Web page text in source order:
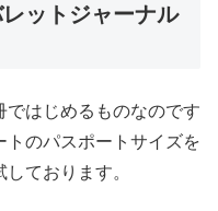
ットジャーナル
はじめるものなのです
トのパスポートサイズを
ております。